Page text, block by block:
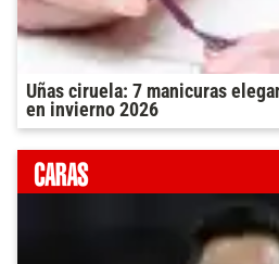
Uñas ciruela: 7 manicuras
en invierno 2026